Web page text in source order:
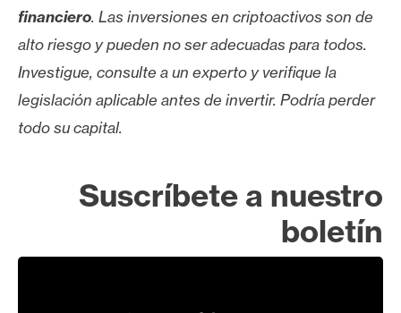
financiero. Las inversiones en criptoactivos son de
alto riesgo y pueden no ser adecuadas para todos.
Investigue, consulte a un experto y verifique la
legislación aplicable antes de invertir. Podría perder
todo su capital.
Suscríbete a nuestro
boletín